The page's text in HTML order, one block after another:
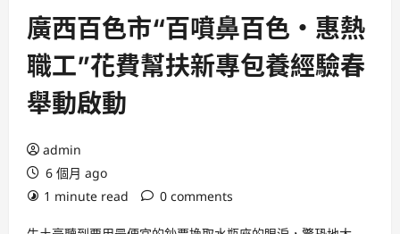
廣西百色市“百噴鼻百色・惠熱
職工”花費幫扶新專包養經驗春
舉動啟動
admin
6 個月 ago
1 minute read
0 comments